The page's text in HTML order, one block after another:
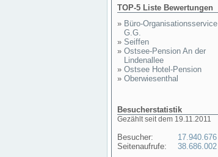
TOP-5 Liste Bewertungen
» Büro-Organisationsservice
G.G.
» Seiffen
» Ostsee-Pension An der
Lindenallee
» Ostsee Hotel-Pension
» Oberwiesenthal
Besucherstatistik
Gezählt seit dem 19.11.2011
Besucher:
Seitenaufrufe:
17.940.676
38.686.002